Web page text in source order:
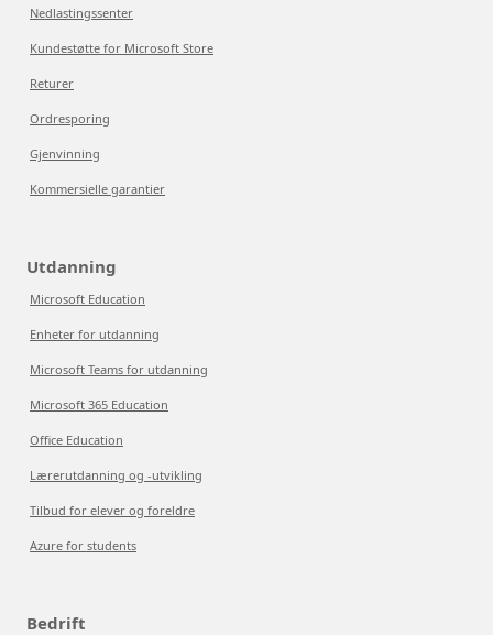
Nedlastingssenter
Kundestøtte for Microsoft Store
Returer
Ordresporing
Gjenvinning
Kommersielle garantier
Utdanning
Microsoft Education
Enheter for utdanning
Microsoft Teams for utdanning
Microsoft 365 Education
Office Education
Lærerutdanning og -utvikling
Tilbud for elever og foreldre
Azure for students
Bedrift